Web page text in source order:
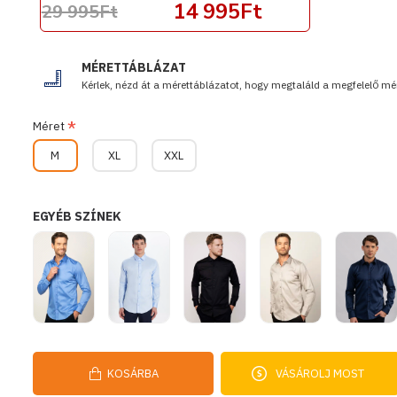
MÉRETTÁBLÁZAT
Kérlek, nézd át a mérettáblázatot, hogy megtaláld a megfelelő
14 995Ft
29 995Ft
Méret
M
XL XXL
KOSÁRBA VÁSÁROLJ MOST
EGYÉB SZÍNEK